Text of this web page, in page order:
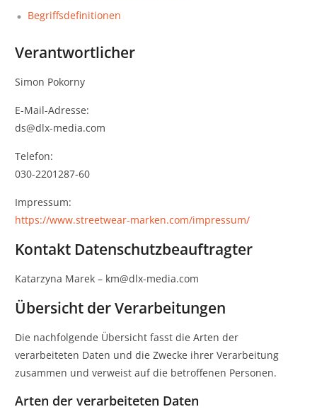
Begriffsdefinitionen
Verantwortlicher
Simon Pokorny
E-Mail-Adresse:
ds@dlx-media.com
Telefon:
030-2201287-60
Impressum:
https://www.streetwear-marken.com/impressum/
Kontakt Datenschutzbeauftragter
Katarzyna Marek – km@dlx-media.com
Übersicht der Verarbeitungen
Die nachfolgende Übersicht fasst die Arten der
verarbeiteten Daten und die Zwecke ihrer Verarbeitung
zusammen und verweist auf die betroffenen Personen.
Arten der verarbeiteten Daten